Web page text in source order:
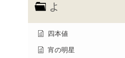
よ
四本値
宵の明星